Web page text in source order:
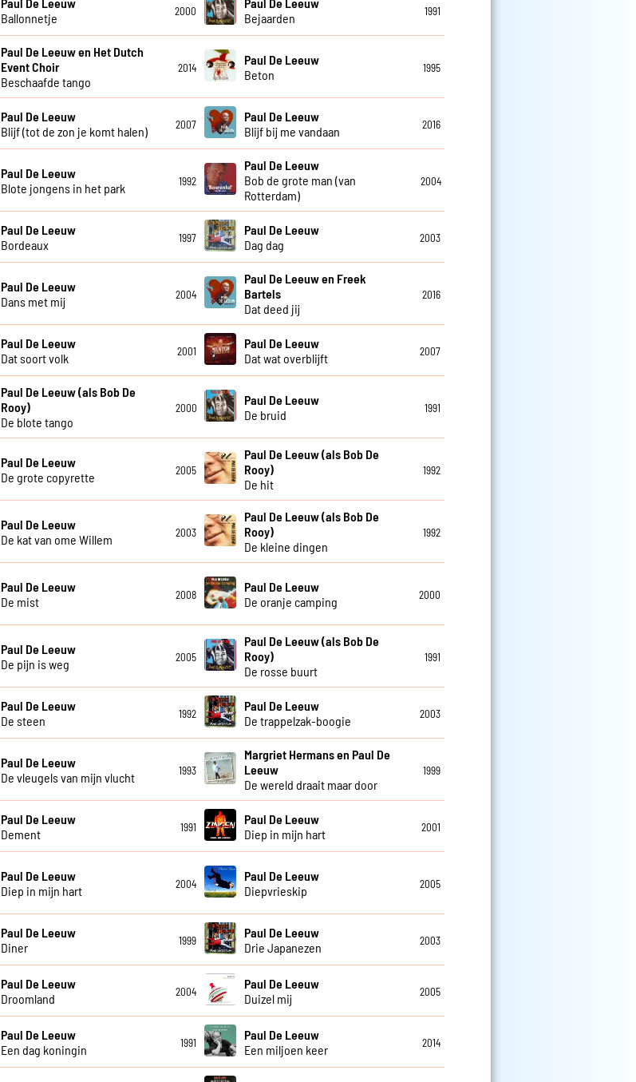
Ballonnetje
2000
Bejaarden
1991
Paul De Leeuw en Het Dutch
Event Choir
Beschaafde tango
2014
Paul De Leeuw
Beton
1995
Paul De Leeuw
Blijf (tot de zon je komt halen)
2007
Paul De Leeuw
Blijf bij me vandaan
2016
Paul De Leeuw
Blote jongens in het park
1992
Paul De Leeuw
Bob de grote man (van
Rotterdam)
2004
Paul De Leeuw
Bordeaux
1997
Paul De Leeuw
Dag dag
2003
Paul De Leeuw
Dans met mij
2004
Paul De Leeuw en Freek
Bartels
Dat deed jij
2016
Paul De Leeuw
Dat soort volk
2001
Paul De Leeuw
Dat wat overblijft
2007
Paul De Leeuw (als Bob De
Rooy)
De blote tango
2000
Paul De Leeuw
De bruid
1991
Paul De Leeuw
De grote copyrette
2005
Paul De Leeuw (als Bob De
Rooy)
De hit
1992
Paul De Leeuw
De kat van ome Willem
2003
Paul De Leeuw (als Bob De
Rooy)
De kleine dingen
1992
Paul De Leeuw
De mist
2008
Paul De Leeuw
De oranje camping
2000
Paul De Leeuw
De pijn is weg
2005
Paul De Leeuw (als Bob De
Rooy)
De rosse buurt
1991
Paul De Leeuw
De steen
1992
Paul De Leeuw
De trappelzak-boogie
2003
Paul De Leeuw
De vleugels van mijn vlucht
1993
Margriet Hermans en Paul De
Leeuw
De wereld draait maar door
1999
Paul De Leeuw
Dement
1991
Paul De Leeuw
Diep in mijn hart
2001
Paul De Leeuw
Diep in mijn hart
2004
Paul De Leeuw
Diepvrieskip
2005
Paul De Leeuw
Diner
1999
Paul De Leeuw
Drie Japanezen
2003
Paul De Leeuw
Droomland
2004
Paul De Leeuw
Duizel mij
2005
Paul De Leeuw
Een dag koningin
1991
Paul De Leeuw
Een miljoen keer
2014